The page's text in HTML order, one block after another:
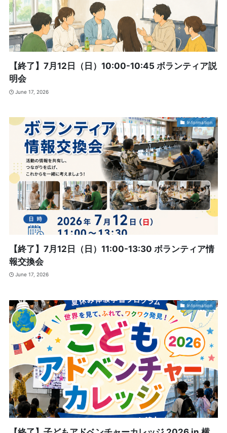
【終了】7月12日（日）10:00-10:45 ボランティア説
明会
June 17, 2026
Information
【終了】7月12日（日）11:00-13:30 ボランティア情
報交換会
June 17, 2026
Information